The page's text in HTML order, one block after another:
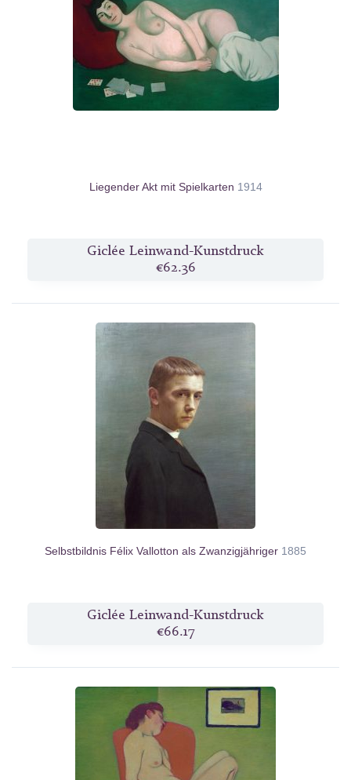
Liegender Akt mit Spielkarten 1914
Giclée Leinwand-Kunstdruck
€62.36
Selbstbildnis Félix Vallotton als Zwanzigjähriger 1885
Giclée Leinwand-Kunstdruck
€66.17